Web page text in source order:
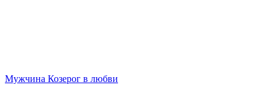
Мужчина Козерог в любви